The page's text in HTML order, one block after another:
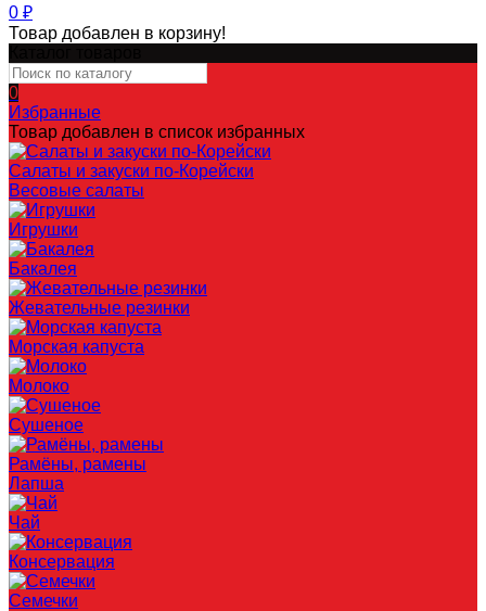
0 ₽
Товар добавлен в корзину!
0
Избранные
Товар добавлен в список избранных
Салаты и закуски по-Корейски
Весовые салаты
Игрушки
Бакалея
Жевательные резинки
Морская капуста
Молоко
Сушеное
Рамёны, рамены
Лапша
Чай
Консервация
Семечки